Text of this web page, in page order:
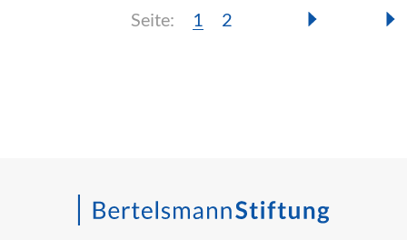
Seite: Seite:
1 Seite:
2